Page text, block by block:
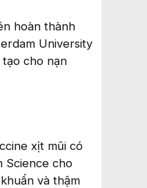
hoàn thành
University
cho nạn
xịt mũi có
Science cho
và thậm